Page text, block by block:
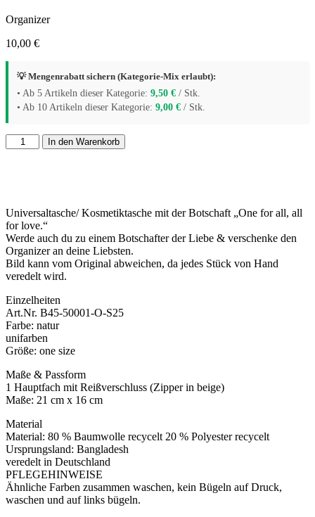
Organizer
10,00 €
💡 Mengenrabatt sichern (Kategorie-Mix erlaubt):
• Ab 5 Artikeln dieser Kategorie: 9,50 € / Stk.
• Ab 10 Artikeln dieser Kategorie: 9,00 € / Stk.
In den Warenkorb
Universaltasche/ Kosmetiktasche mit der Botschaft „One for all, all
for love.“
Werde auch du zu einem Botschafter der Liebe & verschenke den
Organizer an deine Liebsten.
Bild kann vom Original abweichen, da jedes Stück von Hand
veredelt wird.
Einzelheiten
Art.Nr. B45-50001-O-S25
Farbe: natur
unifarben
Größe: one size
Maße & Passform
1 Hauptfach mit Reißverschluss (Zipper in beige)
Maße: 21 cm x 16 cm
Material
Material: 80 % Baumwolle recycelt 20 % Polyester recycelt
Ursprungsland: Bangladesh
veredelt in Deutschland
PFLEGEHINWEISE
Ähnliche Farben zusammen waschen, kein Bügeln auf Druck,
waschen und auf links bügeln.